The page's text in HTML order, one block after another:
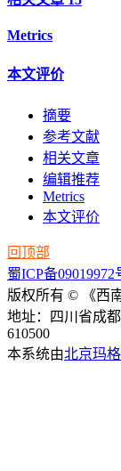
Metrics
本文评价
摘要
参考文献
相关文章
编辑推荐
Metrics
本文评价
回顶部
蜀ICP备09019972
版权所有 © 《西
地址：四川省成
610500
本系统由北京玛